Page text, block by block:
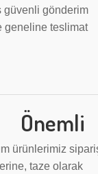
güvenli gönderim
geneline teslimat
Önemli
ürünlerimiz
taze olarak